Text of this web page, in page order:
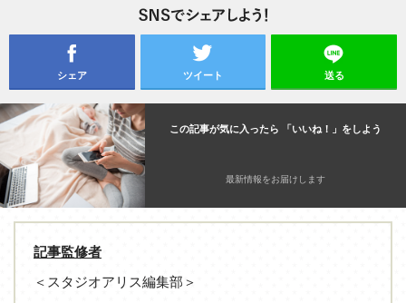
シェア ツイート 送る
この記事が気に入ったら 「いいね！」をしよう
最新情報をお届けします
記事監修者
＜スタジオアリス編集部＞